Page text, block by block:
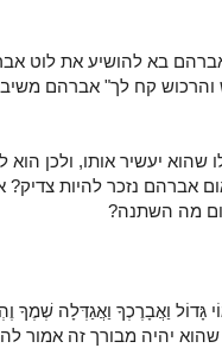
בא להושיע את לוט
והרכוש קח לך" אברהם
יעשיר אותו, ולכן
אברהם נזכר להיות צדיק?
מה השתנה?
וַאֲבָרֶכְךָ וַאֲגַדְּלָה שְׁמֶךָ
יהיה מבורך זה אמור